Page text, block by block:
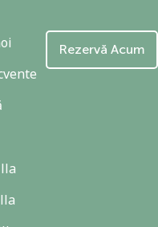
Rezervă Acum